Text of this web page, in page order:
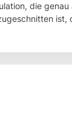
die genau
ist,